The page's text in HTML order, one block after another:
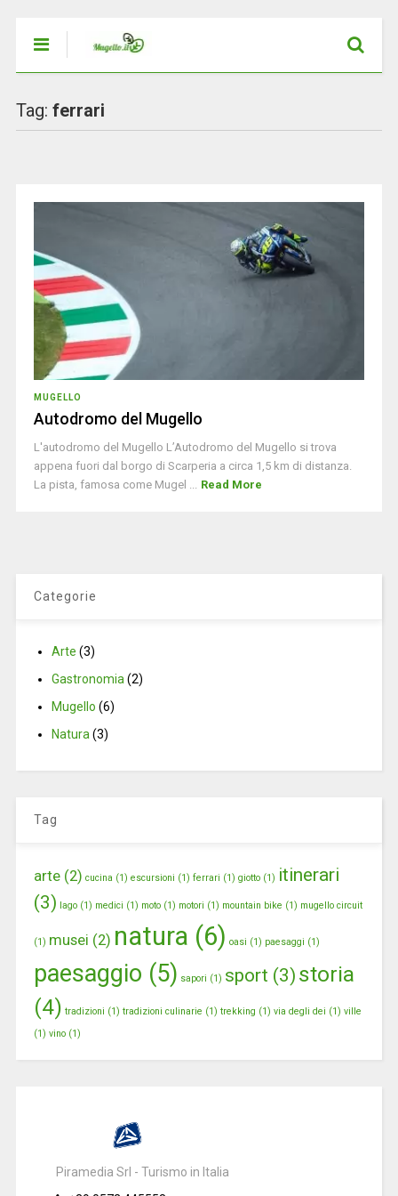
Tag: ferrari
MUGELLO
Autodromo del Mugello
L'autodromo del Mugello L’Autodromo del Mugello si trova
appena fuori dal borgo di Scarperia a circa 1,5 km di distanza.
La pista, famosa come Mugel ... Read More
Categorie
Arte (3)
Gastronomia (2)
Mugello (6)
Natura (3)
Tag
arte(2) cucina (1) escursioni (1) ferrari (1) giotto(1) itinerari
(3) lago(1) medici (1) moto(1) motori (1) mountain bike (1) mugello circuit
(1) musei (2) natura (6) oasi (1) paesaggi (1)
paesaggio (5) sapori (1) sport (3) storia
(4) tradizioni (1) tradizioni culinarie (1) trekking (1) via degli dei (1) ville
(1) vino(1)
Piramedia Srl - Turismo in Italia